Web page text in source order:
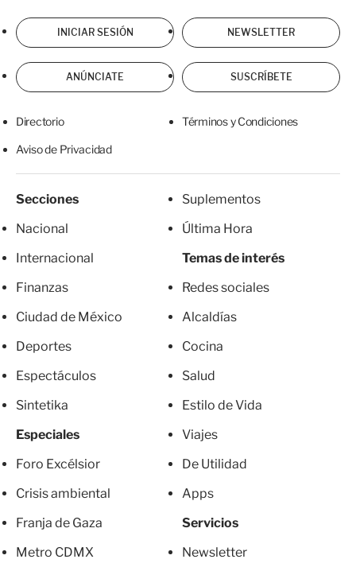
INICIAR SESIÓN NEWSLETTER
ANÚNCIATE SUSCRÍBETE
Directorio Términos y Condiciones
Aviso de Privacidad
Secciones
Nacional
Internacional
Finanzas
Ciudad de México
Deportes
Espectáculos
Sintetika
Especiales
Foro Excélsior
Crisis ambiental
Franja de Gaza
Metro CDMX
Suplementos
Última Hora
Temas de interés
Redes sociales
Alcaldías
Cocina
Salud
Estilo de Vida
Viajes
De Utilidad
Apps
Servicios
Newsletter